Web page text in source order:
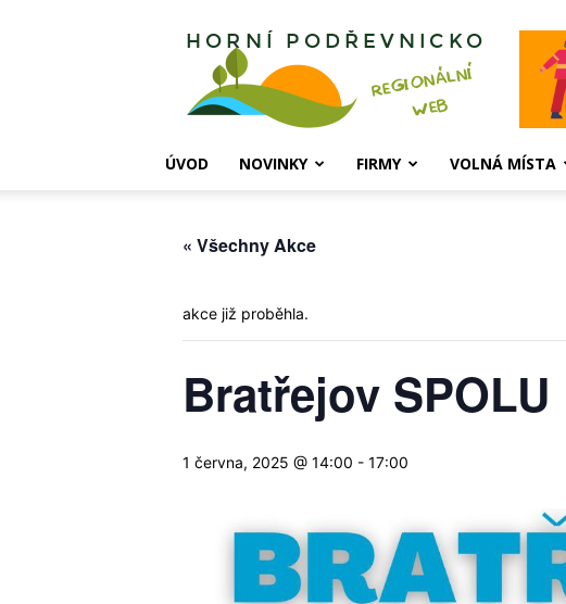
Horní
ÚVOD NOVINKY FIRMY VOLNÁ MÍSTA
« Všechny Akce
akce již proběhla.
Bratřejov SPOLU
1 června, 2025 @ 14:00 - 17:00